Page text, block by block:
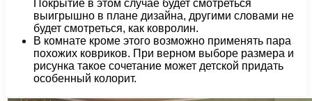
Покрытие в этом случае будет смотреться
выигрышно в плане дизайна, другими словами не
будет смотреться, как ковролин.
В комнате кроме этого возможно применять пара
похожих ковриков. При верном выборе размера и
рисунка такое сочетание может детской придать
особенный колорит.